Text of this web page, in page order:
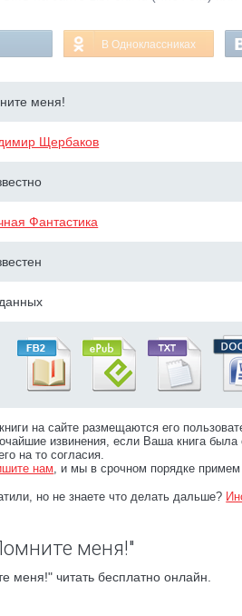
В Одноклассниках
меня!
Щербаков
Фантастика
на сайте размещаются его
извинения, если Ваша книга была
на то согласия.
нам, и мы в срочном порядке
но не знаете что делать дальше?
меня!"
меня!" читать бесплатно онлайн.